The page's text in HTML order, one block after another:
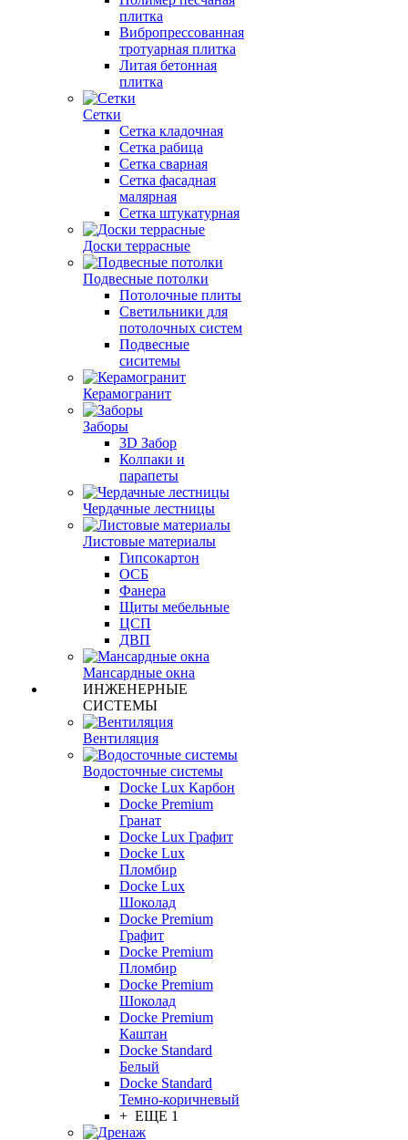
плитка
Вибропрессованная
тротуарная плитка
Литая бетонная
плитка
Сетки
Сетка кладочная
Сетка рабица
Сетка сварная
Сетка фасадная
малярная
Сетка штукатурная
Доски террасные
Подвесные потолки
Потолочные плиты
Светильники для
потолочных систем
Подвесные
сиситемы
Керамогранит
Заборы
3D Забор
Колпаки и
парапеты
Чердачные лестницы
Листовые материалы
Гипсокартон
ОСБ
Фанера
Щиты мебельные
ЦСП
ДВП
Мансардные окна
ИНЖЕНЕРНЫЕ
СИСТЕМЫ
Вентиляция
Водосточные системы
Docke Lux Карбон
Docke Premium
Гранат
Docke Lux Графит
Docke Lux
Пломбир
Docke Lux
Шоколад
Docke Premium
Графит
Docke Premium
Пломбир
Docke Premium
Шоколад
Docke Premium
Каштан
Docke Standard
Белый
Docke Standard
Темно-коричневый
+ ЕЩЕ 1